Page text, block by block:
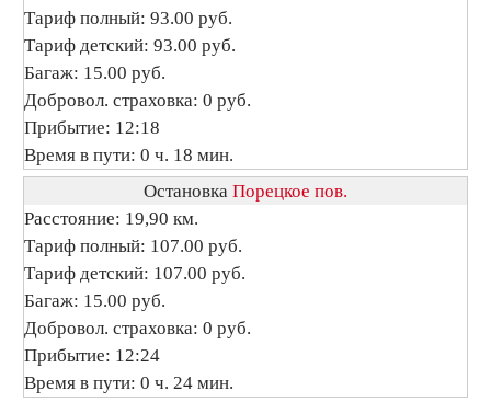
Тариф полный: 93.00 руб.
Тариф детский: 93.00 руб.
Багаж: 15.00 руб.
Добровол. страховка: 0 руб.
Прибытие: 12:18
Время в пути: 0 ч. 18 мин.
Остановка Порецкое пов.
Расстояние: 19,90 км.
Тариф полный: 107.00 руб.
Тариф детский: 107.00 руб.
Багаж: 15.00 руб.
Добровол. страховка: 0 руб.
Прибытие: 12:24
Время в пути: 0 ч. 24 мин.